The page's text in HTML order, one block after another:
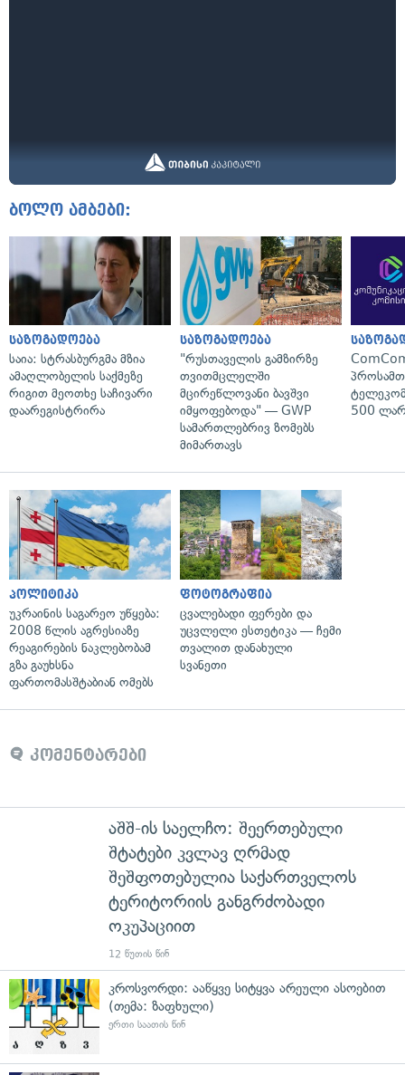
ბოლო ამბები:
საზოგადოება
საია: სტრასბურგმა მზია
ამაღლობელის საქმეზე
რიგით მეოთხე საჩივარი
დაარეგისტრირა
საზოგადოება
"რუსთაველის გამზირზე
თვითმცლელში
მცირეწლოვანი ბავშვი
იმყოფებოდა" — GWP
სამართლებრივ ზომებს
მიმართავს
500
პოლიტიკა
უკრაინის საგარეო უწყება:
2008 წლის აგრესიაზე
რეაგირების ნაკლებობამ
გზა გაუხსნა
ფართომასშტაბიან ომებს
ფოტოგრაფია
ცვალებადი ფერები და
უცვლელი ესთეტიკა — ჩემი
თვალით დანახული
სვანეთი
კომენტარები
აშშ-ის საელჩო: შეერთებული
შტატები კვლავ ღრმად
შეშფოთებულია საქართველოს
ტერიტორიის განგრძობადი
ოკუპაციით
12 წუთის წინ
კროსვორდი: ააწყვე სიტყვა არეული ასოებით
(თემა: ზაფხული)
ერთი საათის წინ